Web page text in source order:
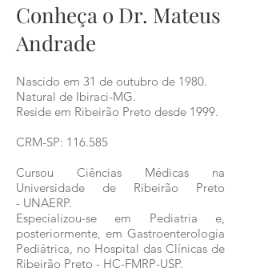
Conheça o Dr. Mateus
Andrade
Nascido em 31 de outubro de 1980.
Natural de Ibiraci-MG.
Reside em Ribeirão Preto desde 1999.
CRM-SP: 116.585
Cursou Ciências Médicas na
Universidade de Ribeirão Preto
- UNAERP.
Especializou-se em Pediatria e,
posteriormente, em Gastroenterologia
Pediátrica, no Hospital das Clínicas de
Ribeirão Preto - HC-FMRP-USP.